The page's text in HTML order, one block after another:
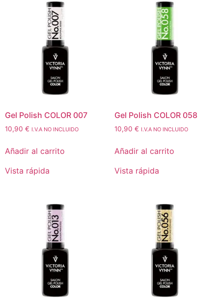
Gel Polish COLOR 007
10,90 € I.V.A NO INCLUIDO
Añadir al carrito
Vista rápida
Gel Polish COLOR 058
10,90 € I.V.A NO INCLUIDO
Añadir al carrito
Vista rápida